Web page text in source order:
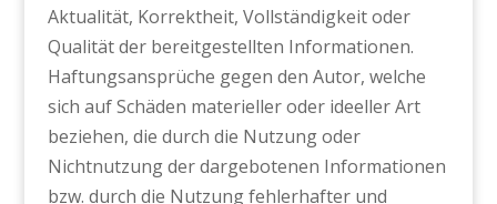
Aktualität, Korrektheit, Vollständigkeit oder
Qualität der bereitgestellten Informationen.
Haftungsansprüche gegen den Autor, welche
sich auf Schäden materieller oder ideeller Art
beziehen, die durch die Nutzung oder
Nichtnutzung der dargebotenen Informationen
bzw. durch die Nutzung fehlerhafter und